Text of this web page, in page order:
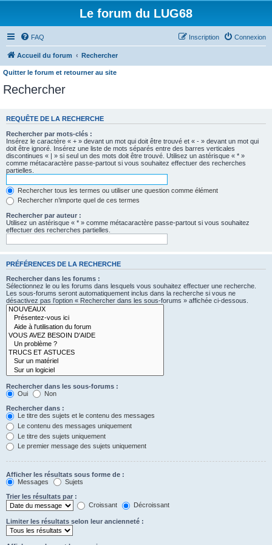
Le forum du LUG68
FAQ Connexion
Inscription
Accueil du forum Rechercher
Quitter le forum et retourner au site
Rechercher
REQUÊTE DE LA RECHERCHE
Rechercher par mots-clés :
Insérez le caractère « + » devant un mot qui doit être trouvé et « - » devant un mot qui
doit être ignoré. Insérez une liste de mots séparés entre des barres verticales
discontinues « | » si seul un des mots doit être trouvé. Utilisez un astérisque « * »
comme métacaractère passe-partout si vous souhaitez effectuer des recherches
partielles.
Rechercher tous les termes ou utiliser une question comme élément
Rechercher n’importe quel de ces termes
Rechercher par auteur :
Utilisez un astérisque « * » comme métacaractère passe-partout si vous souhaitez
effectuer des recherches partielles.
PRÉFÉRENCES DE LA RECHERCHE
Rechercher dans les forums :
Sélectionnez le ou les forums dans lesquels vous souhaitez effectuer une recherche.
Les sous-forums seront automatiquement inclus dans la recherche si vous ne
désactivez pas l’option « Rechercher dans les sous-forums » affichée ci-dessous.
Rechercher dans les sous-forums :
Oui
Non
Rechercher dans :
Le titre des sujets et le contenu des messages
Le contenu des messages uniquement
Le titre des sujets uniquement
Le premier message des sujets uniquement
Afficher les résultats sous forme de :
Messages
Sujets
Trier les résultats par :
Croissant
Décroissant
Limiter les résultats selon leur ancienneté :